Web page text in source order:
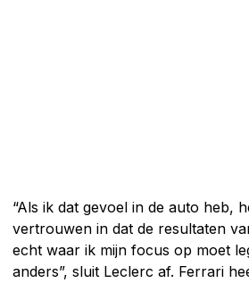
“Als ik dat gevoel in de auto heb,
vertrouwen in dat de resultaten
echt waar ik mijn focus op moet
anders”, sluit Leclerc af. Ferrari